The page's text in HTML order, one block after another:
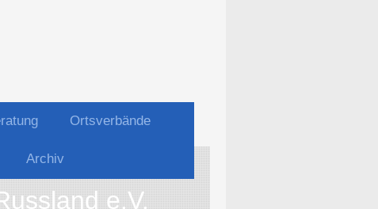
Ortsverbände
Archiv
e.V.